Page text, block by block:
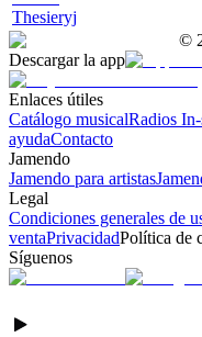
Thesieryj
©
Descargar la app
Enlaces útiles
Catálogo musicalRadios
ayudaContacto
Jamendo
Jamendo para artistas
Legal
Condiciones generales de
ventaPrivacidadPolítica de
Síguenos